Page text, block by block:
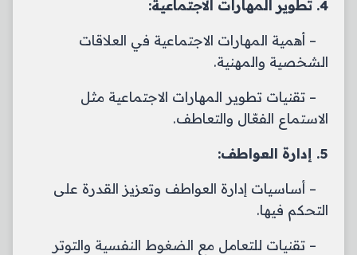
4. تطوير المهارات الاجتماعية:
– أهمية المهارات الاجتماعية في العلاقات
الشخصية والمهنية.
– تقنيات تطوير المهارات الاجتماعية مثل
الاستماع الفعّال والتعاطف.
5. إدارة العواطف:
– أساسيات إدارة العواطف وتعزيز القدرة على
التحكم فيها.
– تقنيات للتعامل مع الضغوط النفسية والتوتر